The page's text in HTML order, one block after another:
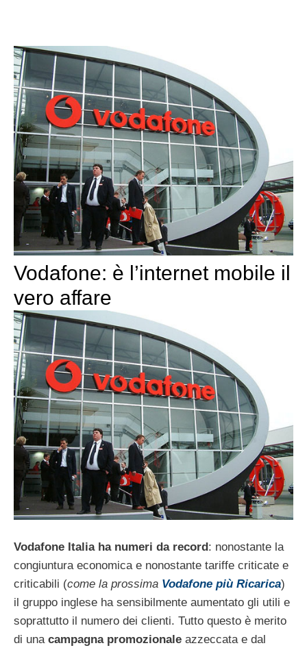
Vodafone: è l’internet mobile il
vero affare
Vodafone Italia ha numeri da record: nonostante la
congiuntura economica e nonostante tariffe criticate e
criticabili (come la prossima Vodafone più Ricarica)
il gruppo inglese ha sensibilmente aumentato gli utili e
soprattutto il numero dei clienti. Tutto questo è merito
di una campagna promozionale azzeccata e dal